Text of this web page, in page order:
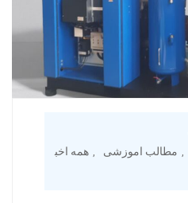
, مطالب اموزشی , همه اخب